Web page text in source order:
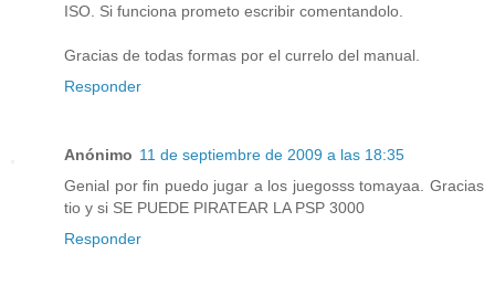
ISO. Si funciona prometo escribir comentandolo.
Gracias de todas formas por el currelo del manual.
Responder
Anónimo 11 de septiembre de 2009 a las 18:35
Genial por fin puedo jugar a los juegosss tomayaa. Gracias
tio y si SE PUEDE PIRATEAR LA PSP 3000
Responder